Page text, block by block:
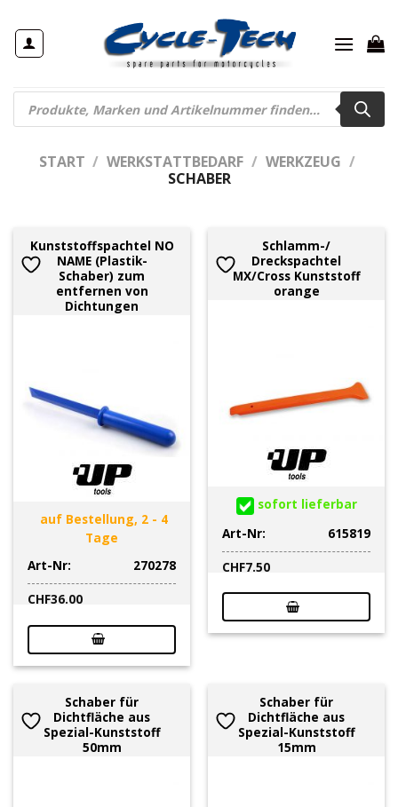
Inhalt
springen
Products
search
START / WERKSTATTBEDARF / WERKZEUG /
SCHABER
Kunststoffspachtel NO
NAME (Plastik-
Schaber) zum
entfernen von
Dichtungen
auf Bestellung, 2 - 4
Tage
Art-Nr:
270278
CHF36.00
Schlamm-/
Dreckspachtel
MX/Cross Kunststoff
orange
sofort lieferbar
Art-Nr:
615819
CHF7.50
Schaber für
Dichtfläche aus
Spezial-Kunststoff
50mm
Schaber für
Dichtfläche aus
Spezial-Kunststoff
15mm